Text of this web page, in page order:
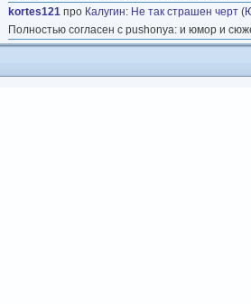
kortes121 про Калугин: Не так страшен черт (
Полностью согласен с pushonya: и юмор и